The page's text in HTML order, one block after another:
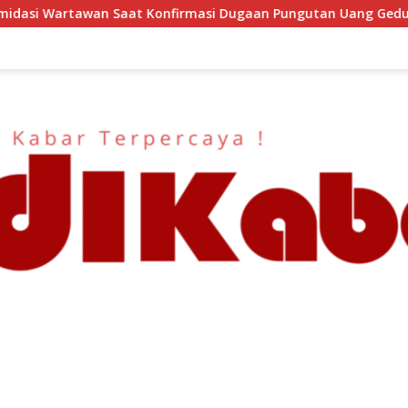
Dugaan Pungutan Uang Gedung, Anggota Komite SMAN 1